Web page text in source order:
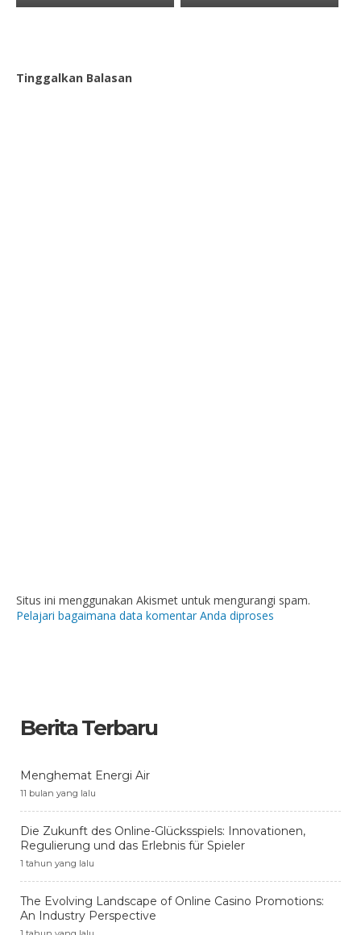
Tinggalkan Balasan
Situs ini menggunakan Akismet untuk mengurangi spam.
Pelajari bagaimana data komentar Anda diproses
Berita Terbaru
Menghemat Energi Air
11 bulan yang lalu
Die Zukunft des Online-Glücksspiels: Innovationen,
Regulierung und das Erlebnis für Spieler
1 tahun yang lalu
The Evolving Landscape of Online Casino Promotions:
An Industry Perspective